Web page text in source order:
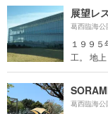
展望レ
葛西臨海公
１９９
工。 地
葛西臨海公